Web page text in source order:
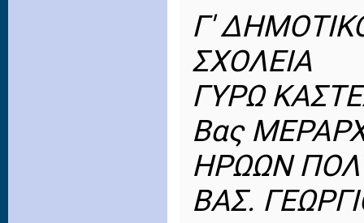
Γ'
ΣΧΟΛΕΙΑ
ΓΥΡΩ
Βας
ΗΡΩΩΝ
ΒΑΣ.